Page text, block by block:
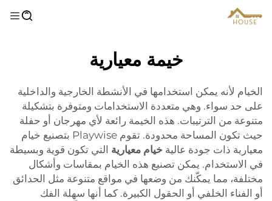
خيمة معيارية
الخيام لأنه يمكن استخدامها في الأنشطة الخارجية والداخلية
على حد سواء. وهي متعددة الاستخدامات ومتوفرة بتشكيلة
متنوعة من الترتيبات. هذه الخيمة رائعة لأي مهرجان أو حفلة
حيث تكون المساحة محدودة. تقوم Playwise بتصنيع خيام
معيارية ذات جودة عالية خيام معيارية التي تكون قوية وبسيطة
في الاستخدام. يمكن تصنيع هذه الخيام بمقاسات وأشكال
مختلفة، مما يمكّنك من وضعها في مواقع متنوعة مثل الحدائق
أو الفناء الخلفي أو الحقول الكبيرة. كما أنها سهلة الفك